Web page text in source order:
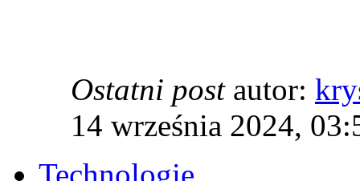
Ostatni postautor:
14 września 2024,